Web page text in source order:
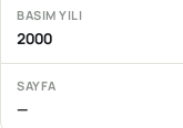
BASIM YILI
2000
SAYFA
—